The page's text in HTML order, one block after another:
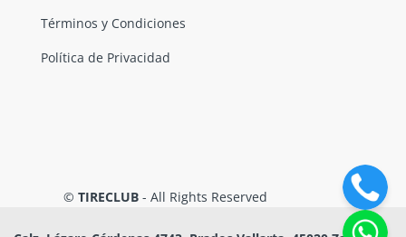
Términos y Condiciones
Política de Privacidad
© TIRECLUB - All Rights Reserved